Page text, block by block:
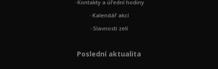
Kontakty a úřední hodiny
Kalendář akcí
Slavnosti zelí
Poslední aktualita